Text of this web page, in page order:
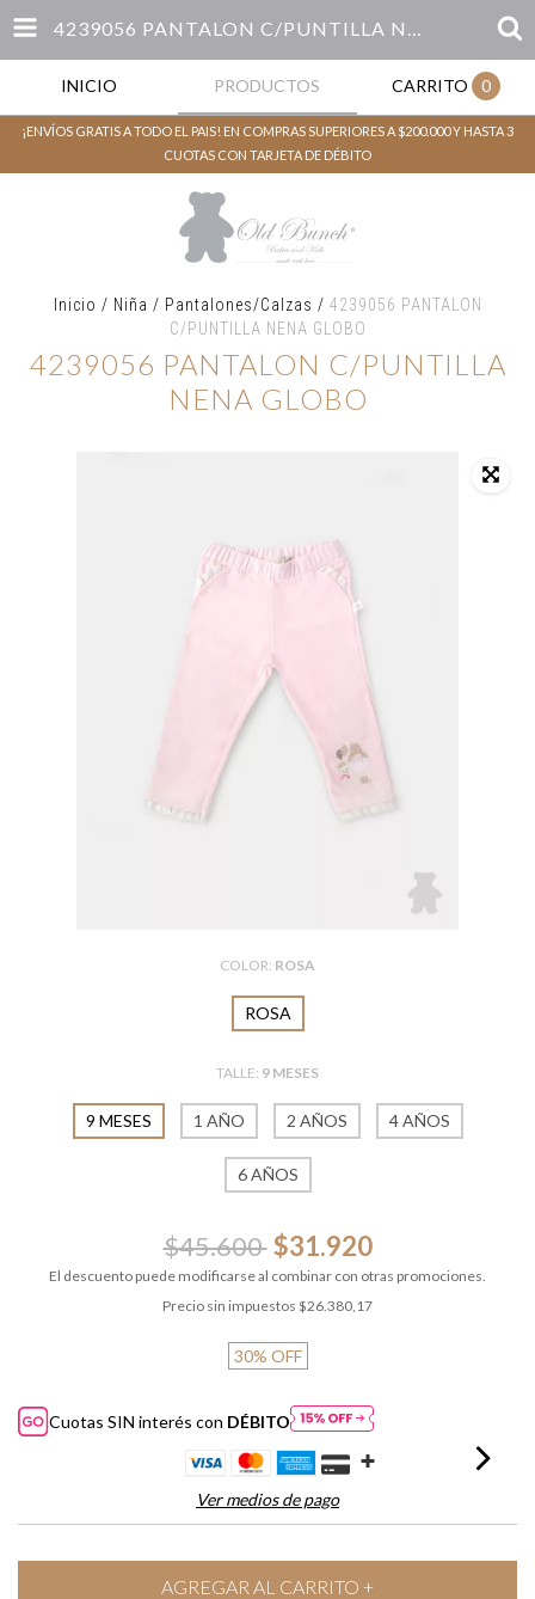
4239056 PANTALON C/PUNTILLA NENA GLOBO
INICIO PRODUCTOS CARRITO 0
¡ENVÍOS GRATIS A TODO EL PAIS! EN COMPRAS SUPERIORES A $200.000 Y HASTA 3
CUOTAS CON TARJETA DE DÉBITO
Inicio / Niña / Pantalones/Calzas / 4239056 PANTALON
C/PUNTILLA NENA GLOBO
4239056 PANTALON C/PUNTILLA
NENA GLOBO
COLOR: ROSA
ROSA
TALLE: 9 MESES
9 MESES 1 AÑO 2 AÑOS 4 AÑOS
6 AÑOS
$45.600 $31.920
El descuento puede modificarse al combinar con otras promociones.
Precio sin impuestos $26.380,17
30% OFF
Cuotas SIN interés con DÉBITO
Ver medios de pago